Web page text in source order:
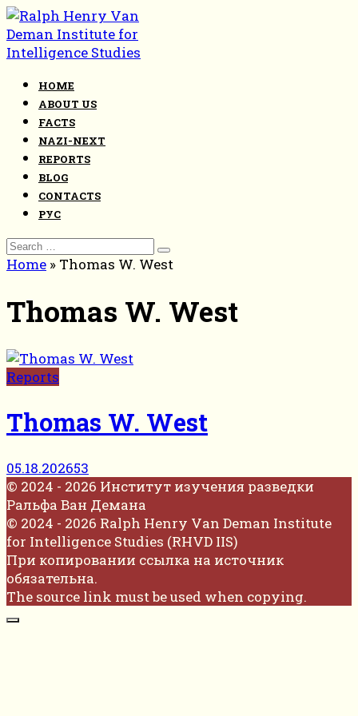
Skip
to
content
HOME
ABOUT US
FACTS
NAZI-NEXT
REPORTS
BLOG
CONTACTS
РУС
Search
for:
Home » Thomas W. West
Thomas W. West
Reports
Thomas W. West
05.18.202653
© 2024 - 2026 Институт изучения разведки
Ральфа Ван Демана
© 2024 - 2026 Ralph Henry Van Deman Institute
for Intelligence Studies (RHVD IIS)
При копировании ссылка на источник
обязательна.
The source link must be used when copying.